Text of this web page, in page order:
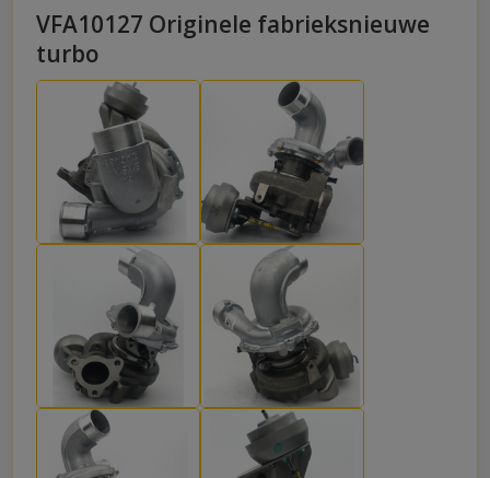
VFA10127 Originele fabrieksnieuwe
turbo